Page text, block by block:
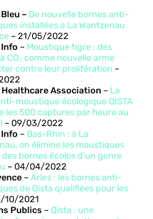
– De nouvelle bornes anti-
installées à La Wantzenau
– 21/05/2022
– Moustique tigre : des
CO₂ comme nouvelle arme
contre leur prolifération –
Healthcare Association– La
moustique écologique QISTA
les 500 captures par heure au
– 09/03/2022
– Bas-Rhin : à La
on élimine les moustiques
bornes écolos d’un genre
– 04/04/2022
– Arles : les bornes anti-
de Qista qualifiées pour les
10/2021
Publics – Qista : une